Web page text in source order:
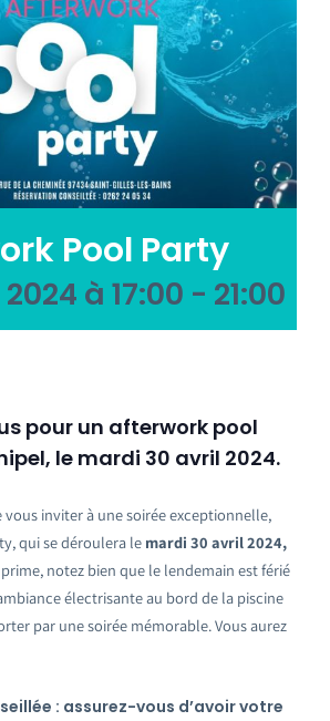
Pool Party
à 17:00 - 21:00
pour un afterwork pool
le mardi 30 avril 2024.
vous inviter à une soirée exceptionnelle,
qui se déroulera le mardi 30 avril 2024,
prime, notez bien que le lendemain est férié
électrisante au bord de la piscine
par une soirée mémorable. Vous aurez
: assurez-vous d’avoir votre